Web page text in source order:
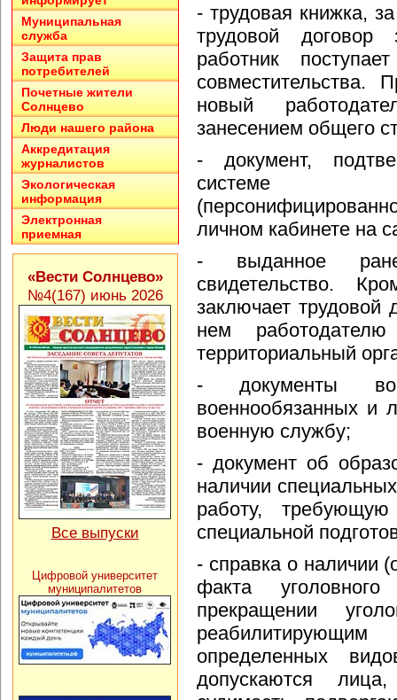
- трудовая книжка,
трудовой договор
работник
совместительства.
новый
занесением общего
- документ,
системе
личном кабинете на
- выданное
свидетельство.
заключает трудовой
нем
территориальный
- документы
военнообязанных и
военную службу;
- документ об
наличии
работу,
специальной
- справка о наличии
факта
прекращении
определенных
допускаются
Муниципальная
служба
Защита прав
потребителей
Почетные жители
Солнцево
Люди нашего района
Аккредитация
журналистов
Экологическая
информация
Электронная
приемная
«Вести Солнцево»
№4(167) июнь 2026
Все выпуски
Цифровой университет
муниципалитетов